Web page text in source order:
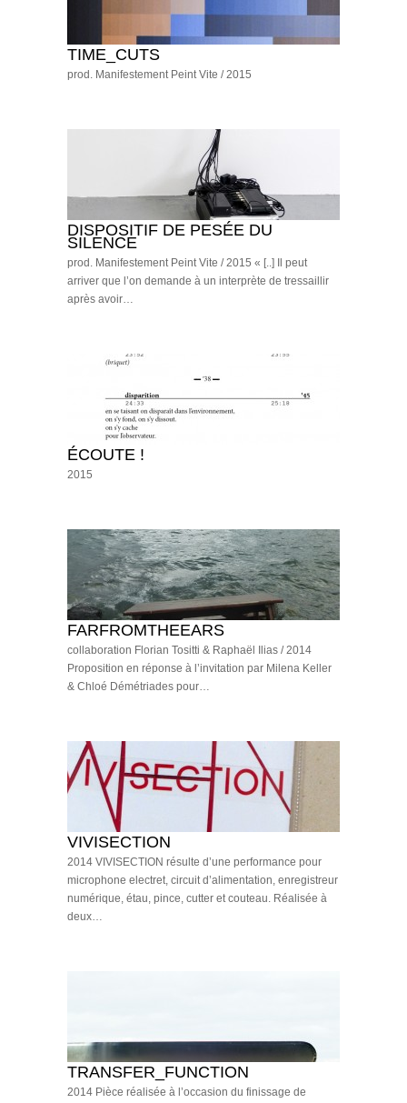
TIME_CUTS
prod. Manifestement Peint Vite / 2015
DISPOSITIF DE PESÉE DU
SILENCE
prod. Manifestement Peint Vite / 2015 « [..] Il peut
arriver que l’on demande à un interprète de tressaillir
après avoir…
ÉCOUTE !
2015
FARFROMTHEEARS
collaboration Florian Tositti & Raphaël Ilias / 2014
Proposition en réponse à l’invitation par Milena Keller
& Chloé Démétriades pour…
VIVISECTION
2014 VIVISECTION résulte d’une performance pour
microphone electret, circuit d’alimentation, enregistreur
numérique, étau, pince, cutter et couteau. Réalisée à
deux…
TRANSFER_FUNCTION
2014 Pièce réalisée à l’occasion du finissage de